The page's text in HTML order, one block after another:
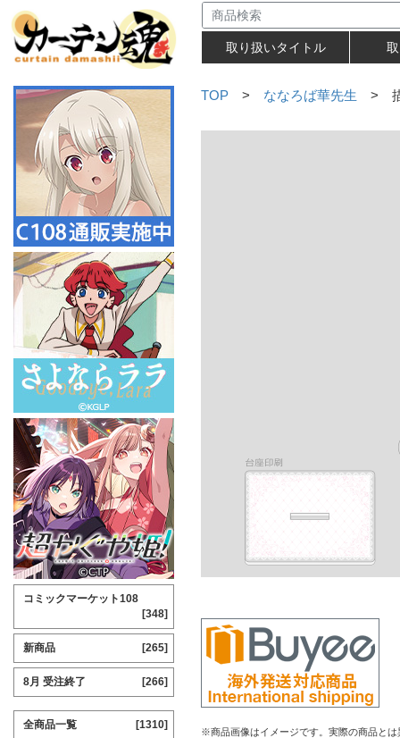
取り扱いタイトル
TOP > ななろば華先生 > 描
※商品画像はイメージです。実際の商品と
コミックマーケット108
[348]
新商品 [265]
8月 受注終了 [266]
全商品一覧 [1310]